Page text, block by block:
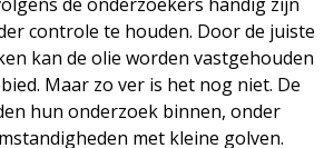
controle te houden. Door de juiste
kan de olie worden vastgehouden
Maar zo ver is het nog niet. De
hun onderzoek binnen, onder
met kleine golven.